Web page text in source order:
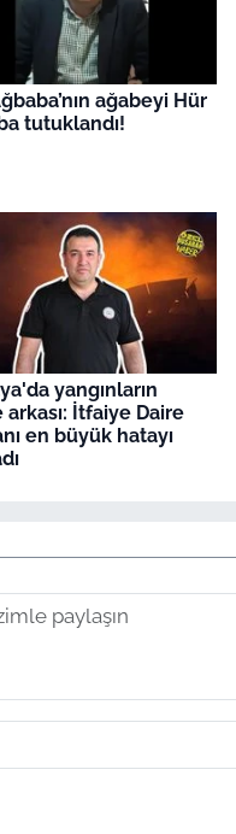
ağabeyi Hür
tutuklandı!
yangınların
arkası: İtfaiye Daire
en büyük hatayı